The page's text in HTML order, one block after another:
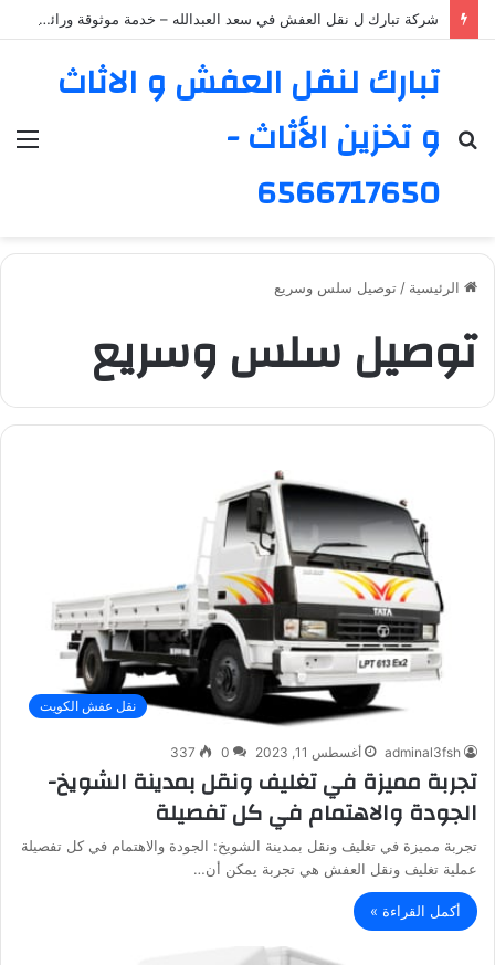
شركة تبارك ل نقل العفش في سعد العبدالله – خدمة موثوقة ورائدة
تبارك لنقل العفش و الاثاث
و تخزين الأثاث -
6566717650
بحث
الرئيسية / توصيل سلس وسريع
توصيل سلس وسريع
نقل عفش الكويت
adminal3fsh أغسطس 11, 2023 0
337
تجربة مميزة في تغليف ونقل بمدينة الشويخ-
الجودة والاهتمام في كل تفصيلة
تجربة مميزة في تغليف ونقل بمدينة الشويخ: الجودة والاهتمام في كل تفصيلة
عملية تغليف ونقل العفش هي تجربة يمكن أن…
أكمل القراءة »